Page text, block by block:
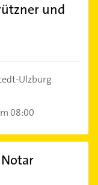
und
Ulzburg
08:00